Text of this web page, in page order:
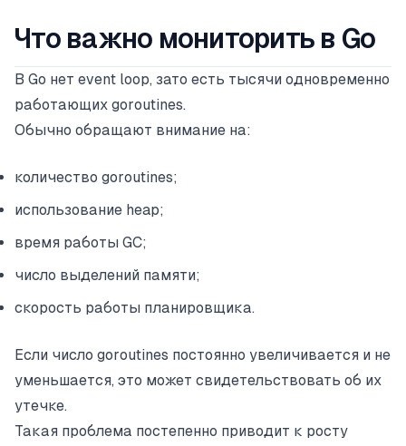
Что важно мониторить в Go
В Go нет event loop, зато есть тысячи одновременно
работающих goroutines.
Обычно обращают внимание на:
количество goroutines;
использование heap;
время работы GC;
число выделений памяти;
скорость работы планировщика.
Если число goroutines постоянно увеличивается и не
уменьшается, это может свидетельствовать об их
утечке.
Такая проблема постепенно приводит к росту